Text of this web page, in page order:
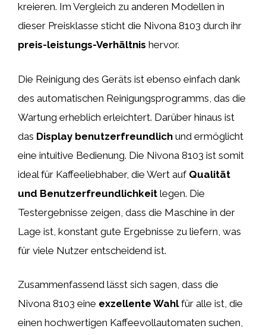
kreieren. Im Vergleich zu anderen Modellen in
dieser Preisklasse sticht die Nivona 8103 durch ihr
preis-leistungs-Verhältnis hervor.
Die Reinigung des Geräts ist ebenso einfach dank
des automatischen Reinigungsprogramms, das die
Wartung erheblich erleichtert. Darüber hinaus ist
das Display benutzerfreundlich und ermöglicht
eine intuitive Bedienung. Die Nivona 8103 ist somit
ideal für Kaffeeliebhaber, die Wert auf Qualität
und Benutzerfreundlichkeit legen. Die
Testergebnisse zeigen, dass die Maschine in der
Lage ist, konstant gute Ergebnisse zu liefern, was
für viele Nutzer entscheidend ist.
Zusammenfassend lässt sich sagen, dass die
Nivona 8103 eine exzellente Wahlfür alle ist, die
einen hochwertigen Kaffeevollautomaten suchen,